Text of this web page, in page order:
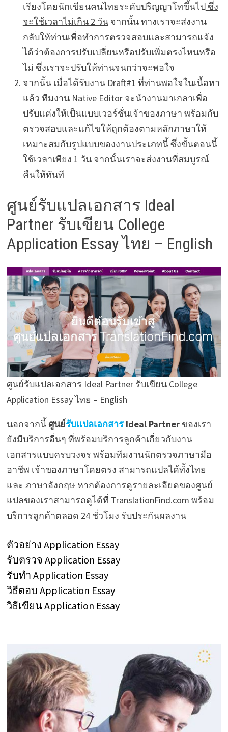
เรียงโดยนักเขียนคนไทยระดับปริญญาโทขึ้นไปซึ่ง
จะใช้เวลาไม่เกิน 2 วันจากนั้น ทางเราจะส่งงาน
กลับให้ท่านเพื่อทำการตรวจสอบและสามารถแจ้ง
ได้ว่าต้องการปรับเปลี่ยนหรือปรับเพิ่มตรงไหนหรือ
ไม่ ซึ่งเราจะปรับให้ท่านจนกว่าจะพอใจ
จากนั้น เมื่อได้รับงาน Draft#1 ที่ท่านพอใจในเนื้อหา
แล้ว ทีมงาน Native Editor จะนำงานมาเกลาเพื่อ
ปรับแต่งให้เป็นแบบเวอร์ชั่นเจ้าของภาษา พร้อมกับ
ตรวจสอบและแก้ไขให้ถูกต้องตามหลักภาษาให้
เหมาะสมกับรูปแบบของงานประเภทนี้ ซึ่งขั้นตอนนี้
ใช้เวลาเพียง 1 วันจากนั้นเราจะส่งงานที่สมบูรณ์
คืนให้ทันที
ศูนย์รับแปลเอกสาร Ideal
Partner รับเขียน College
Application Essay ไทย – English
ศูนย์รับแปลเอกสาร Ideal Partner รับเขียน College
Application Essay ไทย – English
นอกจากนี้ศูนย์รับแปลเอกสารIdeal Partnerของเรา
ยังมีบริการอื่นๆ ที่พร้อมบริการลูกค้าเกี่ยวกับงาน
เอกสารแบบครบวงจร พร้อมทีมงานนักตรวจภาษามือ
อาชีพ เจ้าของภาษาโดยตรง สามารถแปลได้ทั้งไทย
และ ภาษาอังกฤษ หากต้องการดูรายละเอียดของศูนย์
แปลของเราสามารถดูได้ที่ TranslationFind.com พร้อม
บริการลูกค้าตลอด 24 ชั่วโมง รับประกันผลงาน
ตัวอย่าง Application Essay
รับตรวจ Application Essay
รับทำ Application Essay
วิธีตอบ Application Essay
วิธีเขียน Application Essay